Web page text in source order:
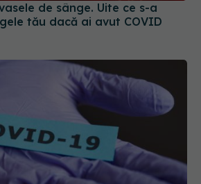
de sânge. Uite ce s-a
tău dacă ai avut COVID